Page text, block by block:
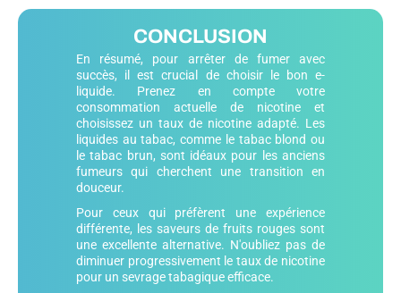
CONCLUSION
En résumé, pour arrêter de fumer avec
succès, il est crucial de choisir le bon e-
liquide. Prenez en compte votre
consommation actuelle de nicotine et
choisissez un taux de nicotine adapté. Les
liquides au tabac, comme le tabac blond ou
le tabac brun, sont idéaux pour les anciens
fumeurs qui cherchent une transition en
douceur.
Pour ceux qui préfèrent une expérience
différente, les saveurs de fruits rouges sont
une excellente alternative. N'oubliez pas de
diminuer progressivement le taux de nicotine
pour un sevrage tabagique efficace.